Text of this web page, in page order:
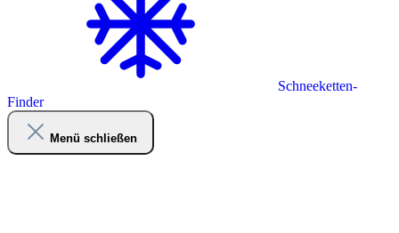
Schneeketten-
Finder
Menü schließen